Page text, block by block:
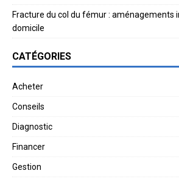
Fracture du col du fémur : aménagements
domicile
CATÉGORIES
Acheter
Conseils
Diagnostic
Financer
Gestion